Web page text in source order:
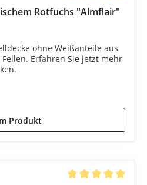
Durchschnittliche
Rotfuchs "Almflair"
ohne Weißanteile aus
Erfahren Sie jetzt mehr
Produkt